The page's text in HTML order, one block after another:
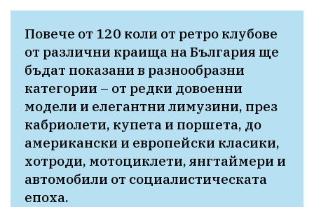
Повече от 120 коли от ретро клубове
от различни краища на България ще
бъдат показани в разнообразни
категории – от редки довоенни
модели и елегантни лимузини, през
кабриолети, купета и поршета, до
американски и европейски класики,
хотроди, мотоциклети, янгтаймери и
автомобили от социалистическата
епоха.